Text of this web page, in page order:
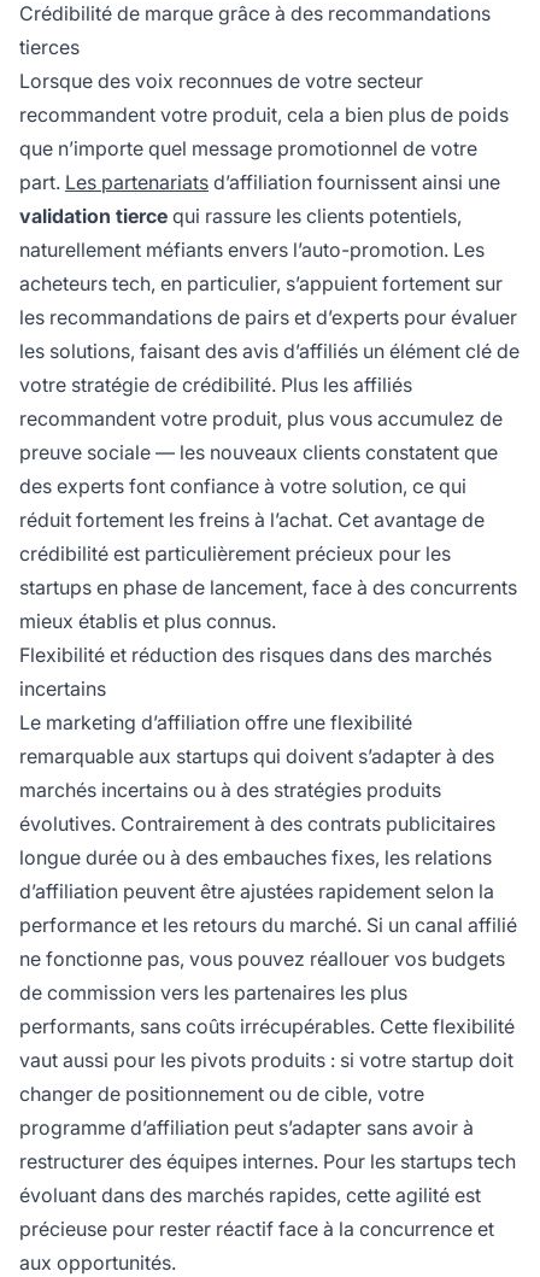
Crédibilité de marque grâce à des recommandations
tierces
Lorsque des voix reconnues de votre secteur
recommandent votre produit, cela a bien plus de poids
que n’importe quel message promotionnel de votre
part. Les partenariats d’affiliation fournissent ainsi une
validation tierce qui rassure les clients potentiels,
naturellement méfiants envers l’auto-promotion. Les
acheteurs tech, en particulier, s’appuient fortement sur
les recommandations de pairs et d’experts pour évaluer
les solutions, faisant des avis d’affiliés un élément clé de
votre stratégie de crédibilité. Plus les affiliés
recommandent votre produit, plus vous accumulez de
preuve sociale — les nouveaux clients constatent que
des experts font confiance à votre solution, ce qui
réduit fortement les freins à l’achat. Cet avantage de
crédibilité est particulièrement précieux pour les
startups en phase de lancement, face à des concurrents
mieux établis et plus connus.
Flexibilité et réduction des risques dans des marchés
incertains
Le marketing d’affiliation offre une flexibilité
remarquable aux startups qui doivent s’adapter à des
marchés incertains ou à des stratégies produits
évolutives. Contrairement à des contrats publicitaires
longue durée ou à des embauches fixes, les relations
d’affiliation peuvent être ajustées rapidement selon la
performance et les retours du marché. Si un canal affilié
ne fonctionne pas, vous pouvez réallouer vos budgets
de commission vers les partenaires les plus
performants, sans coûts irrécupérables. Cette flexibilité
vaut aussi pour les pivots produits : si votre startup doit
changer de positionnement ou de cible, votre
programme d’affiliation peut s’adapter sans avoir à
restructurer des équipes internes. Pour les startups tech
évoluant dans des marchés rapides, cette agilité est
précieuse pour rester réactif face à la concurrence et
aux opportunités.